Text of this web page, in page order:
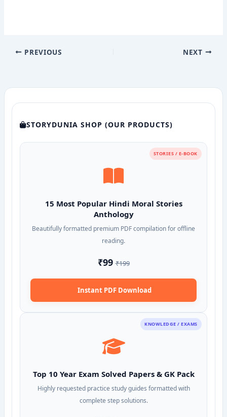
PREVIOUS NEXT
STORYDUNIA SHOP (OUR PRODUCTS)
STORIES / E-BOOK
15 Most Popular Hindi Moral Stories
Anthology
Beautifully formatted premium PDF compilation for offline
reading.
₹99₹199
Instant PDF Download
KNOWLEDGE / EXAMS
Top 10 Year Exam Solved Papers & GK Pack
Highly requested practice study guides formatted with
complete step solutions.